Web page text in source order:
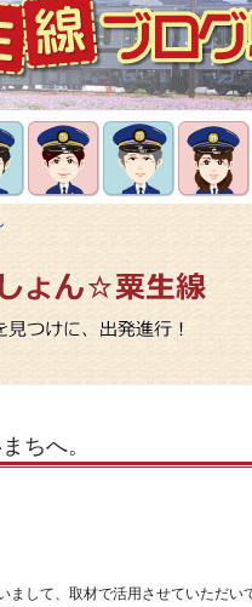
ちへ。
まして、取材で活用させていただ